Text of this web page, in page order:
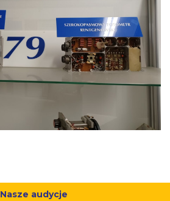
Nasze audycje